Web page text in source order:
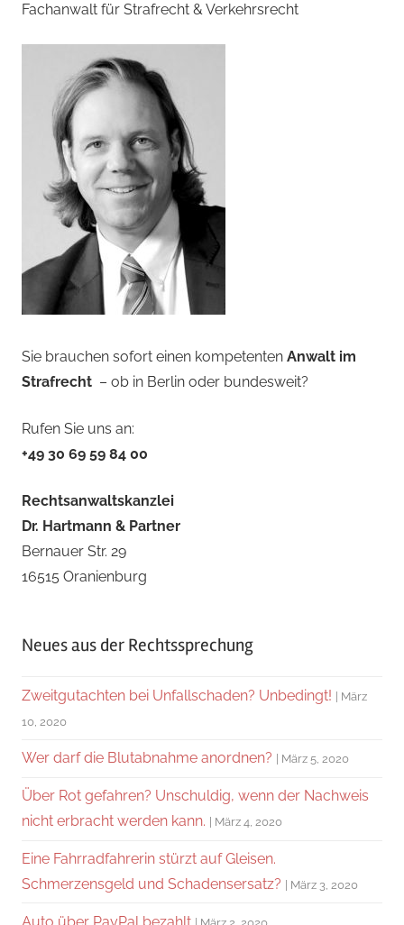
Fachanwalt für Strafrecht & Verkehrsrecht
Sie brauchen sofort einen kompetenten Anwalt im
Strafrecht – ob in Berlin oder bundesweit?
Rufen Sie uns an:
+49 30 69 59 84 00
Rechtsanwaltskanzlei
Dr. Hartmann & Partner
Bernauer Str. 29
16515 Oranienburg
Neues aus der Rechtssprechung
Zweitgutachten bei Unfallschaden? Unbedingt!
März
10, 2020
Wer darf die Blutabnahme anordnen? März 5, 2020
Über Rot gefahren? Unschuldig, wenn der Nachweis
nicht erbracht werden kann.
März 4, 2020
Eine Fahrradfahrerin stürzt auf Gleisen.
Schmerzensgeld und Schadensersatz?
März 3, 2020
März 2, 2020